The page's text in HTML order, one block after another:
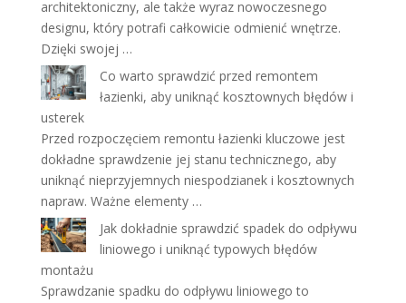
architektoniczny, ale także wyraz nowoczesnego
designu, który potrafi całkowicie odmienić wnętrze.
Dzięki swojej …
Co warto sprawdzić przed remontem
łazienki, aby uniknąć kosztownych błędów i
usterek
Przed rozpoczęciem remontu łazienki kluczowe jest
dokładne sprawdzenie jej stanu technicznego, aby
uniknąć nieprzyjemnych niespodzianek i kosztownych
napraw. Ważne elementy …
Jak dokładnie sprawdzić spadek do odpływu
liniowego i uniknąć typowych błędów
montażu
Sprawdzanie spadku do odpływu liniowego to